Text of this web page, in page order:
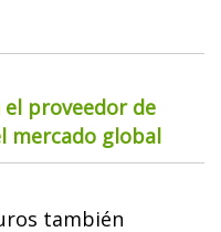
proveedor de
mercado global
también